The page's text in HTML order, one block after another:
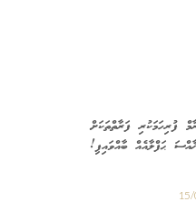
ފުރިހަމަކުރި ފަރާތްތަކަށް
ޙަފްލާއެއް ބާއްވައިފި!